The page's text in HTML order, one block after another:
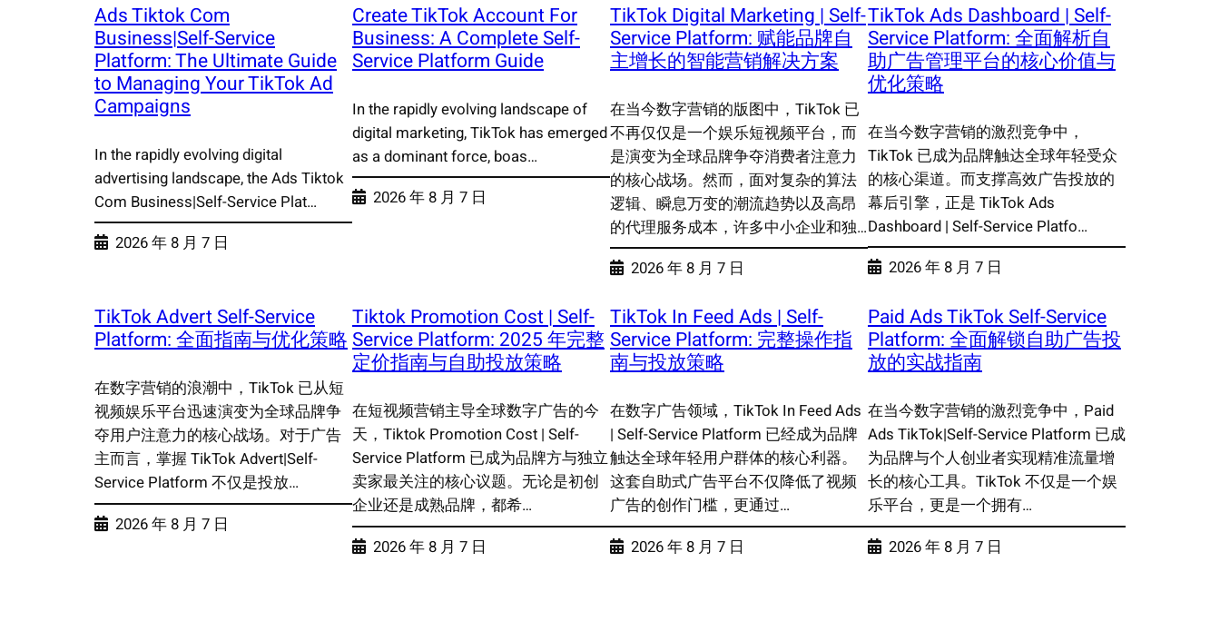
Ads Tiktok Com
Business|Self-Service
Platform: The Ultimate Guide
to Managing Your TikTok Ad
Campaigns
In the rapidly evolving digital
advertising landscape, the Ads Tiktok
Com Business|Self-Service Plat…
2026 年 8 月 7 日
Create TikTok Account For
Business: A Complete Self-
Service Platform Guide
In the rapidly evolving landscape of
digital marketing, TikTok has emerged
as a dominant force, boas…
2026 年 8 月 7 日
TikTok Digital Marketing | Self-
Service Platform: 赋能品牌自
主增长的智能营销解决方案
在当今数字营销的版图中，TikTok 已
不再仅仅是一个娱乐短视频平台，而
是演变为全球品牌争夺消费者注意力
的核心战场。然而，面对复杂的算法
逻辑、瞬息万变的潮流趋势以及高昂
的代理服务成本，许多中小企业和独…
2026 年 8 月 7 日
TikTok Ads Dashboard | Self-
Service Platform: 全面解析自
助广告管理平台的核心价值与
优化策略
在当今数字营销的激烈竞争中，
TikTok 已成为品牌触达全球年轻受众
的核心渠道。而支撑高效广告投放的
幕后引擎，正是 TikTok Ads
Dashboard | Self-Service Platfo…
2026 年 8 月 7 日
TikTok Advert Self-Service
Platform: 全面指南与优化策略
在数字营销的浪潮中，TikTok 已从短
视频娱乐平台迅速演变为全球品牌争
夺用户注意力的核心战场。对于广告
主而言，掌握 TikTok Advert|Self-
Service Platform 不仅是投放…
2026 年 8 月 7 日
Tiktok Promotion Cost | Self-
Service Platform: 2025 年完整
定价指南与自助投放策略
在短视频营销主导全球数字广告的今
天，Tiktok Promotion Cost | Self-
Service Platform 已成为品牌方与独立
卖家最关注的核心议题。无论是初创
企业还是成熟品牌，都希…
2026 年 8 月 7 日
TikTok In Feed Ads | Self-
Service Platform: 完整操作指
南与投放策略
在数字广告领域，TikTok In Feed Ads
| Self-Service Platform 已经成为品牌
触达全球年轻用户群体的核心利器。
这套自助式广告平台不仅降低了视频
广告的创作门槛，更通过…
2026 年 8 月 7 日
Paid Ads TikTok Self-Service
Platform: 全面解锁自助广告投
放的实战指南
在当今数字营销的激烈竞争中，Paid
Ads TikTok|Self-Service Platform 已成
为品牌与个人创业者实现精准流量增
长的核心工具。TikTok 不仅是一个娱
乐平台，更是一个拥有…
2026 年 8 月 7 日